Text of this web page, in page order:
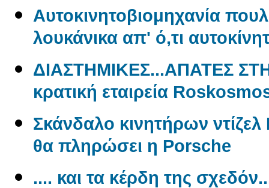
Aυτοκινητοβιομηχανία
λουκάνικα απ' ό,τι
ΔΙΑΣΤΗΜΙΚΕΣ...ΑΠΑΤΕΣ
κρατική εταιρεία
Σκάνδαλο κινητήρων
θα πληρώσει η Porsche
.... και τα κέρδη της